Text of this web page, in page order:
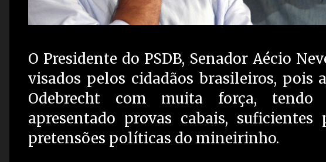
O Presidente do PSDB, Senador Aécio
visados pelos cidadãos brasileiros, pois
Odebrecht com muita força, tendo
apresentado provas cabais,
pretensões políticas do mineirinho.